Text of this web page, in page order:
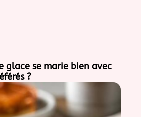
glace se marie bien avec
?